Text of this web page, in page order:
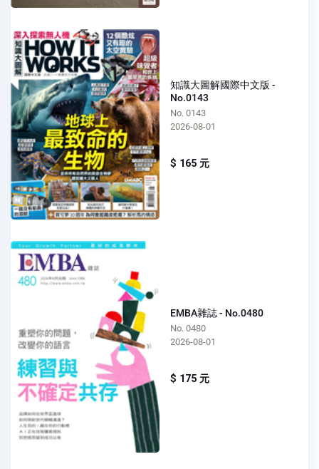
知識大圖解國際中文版 -
No.0143
No. 0143
2026-08-01
$ 165 元
EMBA雜誌 - No.0480
No. 0480
2026-08-01
$ 175 元